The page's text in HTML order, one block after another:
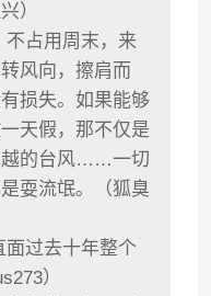
）
占用周末，来
风向，擦肩而
损失。如果能够
天假，那不仅是
越的台风……一切
耍流氓。（狐臭
过去十年整个
）